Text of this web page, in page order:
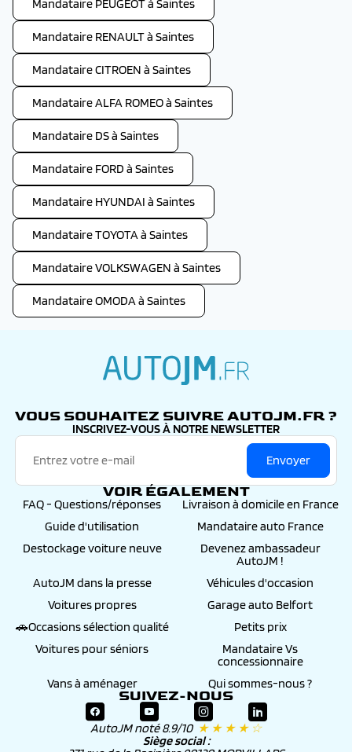
Mandataire PEUGEOT à Saintes
Mandataire RENAULT à Saintes
Mandataire CITROEN à Saintes
Mandataire ALFA ROMEO à Saintes
Mandataire DS à Saintes
Mandataire FORD à Saintes
Mandataire HYUNDAI à Saintes
Mandataire TOYOTA à Saintes
Mandataire VOLKSWAGEN à Saintes
Mandataire OMODA à Saintes
VOUS SOUHAITEZ SUIVRE AUTOJM.FR ?
INSCRIVEZ-VOUS À NOTRE NEWSLETTER
Envoyer
VOIR ÉGALEMENT
FAQ - Questions/réponses
Livraison à domicile en France
Guide d'utilisation
Mandataire auto France
Destockage voiture neuve
Devenez ambassadeur
AutoJM !
AutoJM dans la presse
Véhicules d'occasion
Voitures propres
Garage auto Belfort
🚗Occasions sélection qualité
Petits prix
Voitures pour séniors
Mandataire Vs
concessionnaire
Vans à aménager
Qui sommes-nous ?
SUIVEZ-NOUS
AutoJM noté 8.9/10 ★ ★ ★ ★ ☆
Siège social :